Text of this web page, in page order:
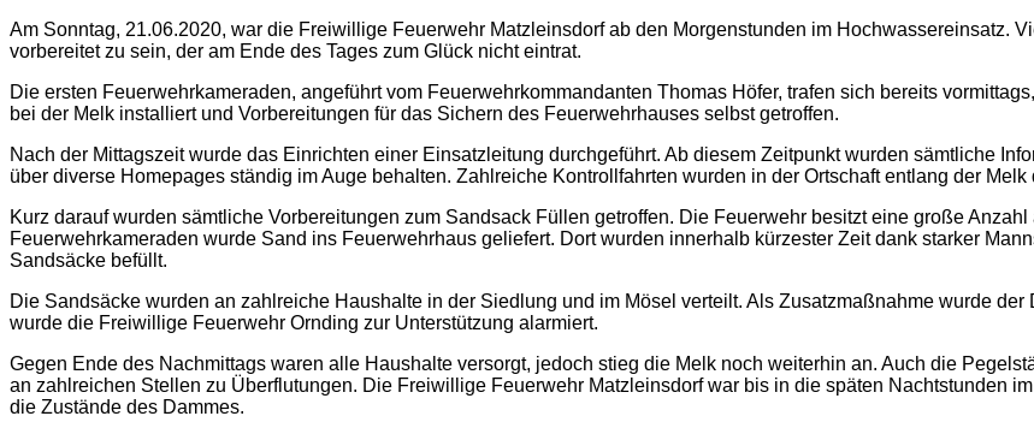
Am Sonntag, 21.06.2020, war die Freiwillige Feuerwehr Matzleinsdorf ab den Morgenstunden im Hochwassereinsatz.
vorbereitet zu sein, der am Ende des Tages zum Glück nicht eintrat.
Die ersten Feuerwehrkameraden, angeführt vom Feuerwehrkommandanten Thomas Höfer, trafen sich bereits
bei der Melk installiert und Vorbereitungen für das Sichern des Feuerwehrhauses selbst getroffen.
Nach der Mittagszeit wurde das Einrichten einer Einsatzleitung durchgeführt. Ab diesem Zeitpunkt wurden sämtliche
über diverse Homepages ständig im Auge behalten. Zahlreiche Kontrollfahrten wurden in der Ortschaft entlang der Melk
Kurz darauf wurden sämtliche Vorbereitungen zum Sandsack Füllen getroffen. Die Feuerwehr besitzt eine große
Feuerwehrkameraden wurde Sand ins Feuerwehrhaus geliefert. Dort wurden innerhalb kürzester Zeit dank starker
Sandsäcke befüllt.
Die Sandsäcke wurden an zahlreiche Haushalte in der Siedlung und im Mösel verteilt. Als Zusatzmaßnahme wurde
wurde die Freiwillige Feuerwehr Ornding zur Unterstützung alarmiert.
Gegen Ende des Nachmittags waren alle Haushalte versorgt, jedoch stieg die Melk noch weiterhin an. Auch die
an zahlreichen Stellen zu Überflutungen. Die Freiwillige Feuerwehr Matzleinsdorf war bis in die späten Nachtstunden
die Zustände des Dammes.